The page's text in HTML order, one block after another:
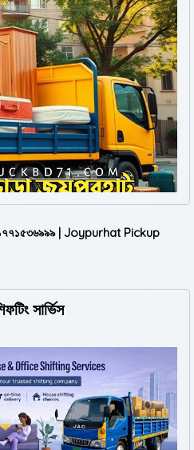
০১৭৭১৫৩৬৯৯৯ | Joypurhat Pickup
সার্ভিস